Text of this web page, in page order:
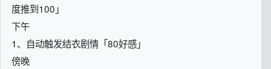
度推到100」
下午
1、自动触发结衣剧情「80好感」
傍晚